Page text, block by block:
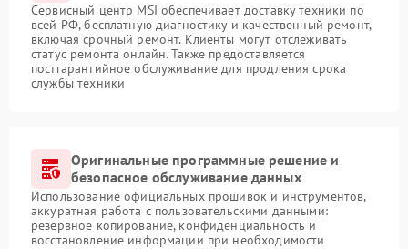
Сервисный центр MSI обеспечивает доставку техники по
всей РФ, бесплатную диагностику и качественный ремонт,
включая срочный ремонт. Клиенты могут отслеживать
статус ремонта онлайн. Также предоставляется
постгарантийное обслуживание для продления срока
службы техники
Оригинальные программные решение и
безопасное обслуживание данных
Использование официальных прошивок и инструментов,
аккуратная работа с пользовательскими данными:
резервное копирование, конфиденциальность и
восстановление информации при необходимости